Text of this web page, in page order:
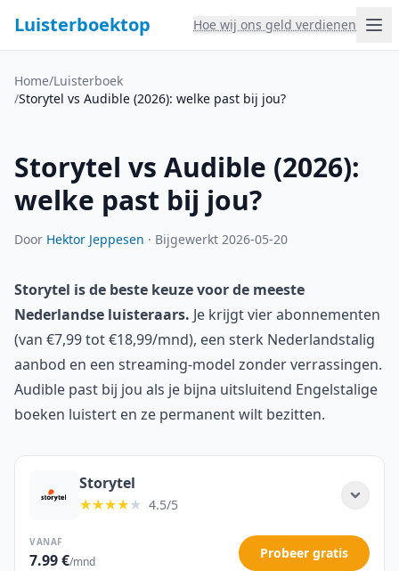
Luisterboektop Hoe wij ons geld verdienen
Home/Luisterboek
/Storytel vs Audible (2026): welke past bij jou?
Storytel vs Audible (2026):
welke past bij jou?
Door Hektor Jeppesen · Bijgewerkt 2026-05-20
Storytel is de beste keuze voor de meeste
Nederlandse luisteraars. Je krijgt vier abonnementen
(van €7,99 tot €18,99/mnd), een sterk Nederlandstalig
aanbod en een streaming-model zonder verrassingen.
Audible past bij jou als je bijna uitsluitend Engelstalige
boeken luistert en ze permanent wilt bezitten.
Storytel
★★★★★ 4.5/5
VANAF
7.99 €/mnd
Probeer gratis